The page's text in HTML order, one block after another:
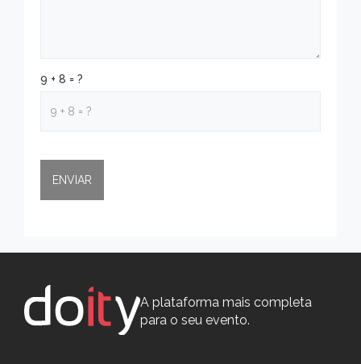
9 + 8 = ?
A plataforma mais completa
para o seu evento.